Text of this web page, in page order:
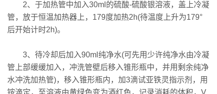
2、于加热管中加入30ml的硫酸-硫酸银溶液，盖上冷凝
管，放于恒温加热器上，179度加热2h(待温度上升为179°
后开始计时2h)。
3、待冷却后加入90ml纯净水(可先用少许纯净水由冷凝
管上部缓缓加入，冲洗管壁后移入锥形瓶中，并用剩余纯净
水冲洗加热管)，移入锥形瓶内，加3滴试亚铁灵指示剂，用
铵滴定，至溶液由黄绿色变为酒红色，记录消耗的体积，V